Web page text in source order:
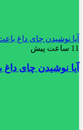
آیا نوشیدن چای داغ
11 ساعت پیش
آیا نوشیدن چای